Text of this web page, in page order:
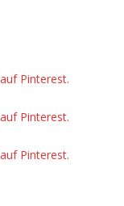
Pinterest.
Pinterest.
Pinterest.